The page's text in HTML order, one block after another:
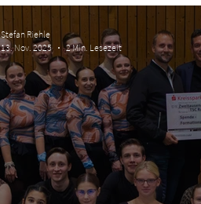
Stefan Riehle
13. Nov. 2025
2 Min. Lesezeit